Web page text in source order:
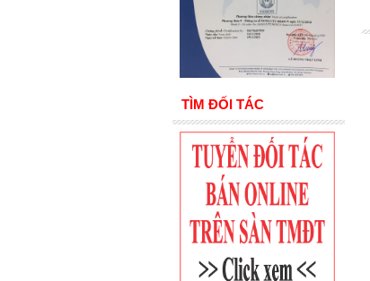
TÌM ĐỐI TÁC